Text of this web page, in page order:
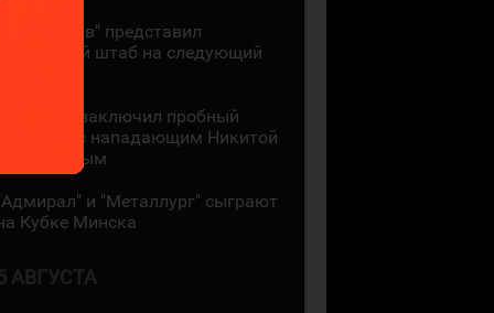
"Локомотив" представил
тренерский штаб на следующий
"Трактор" заключил пробный
контракт с нападающим Никитой
Сошниковым
и "Металлург" сыграют
Кубке Минска
АВГУСТА